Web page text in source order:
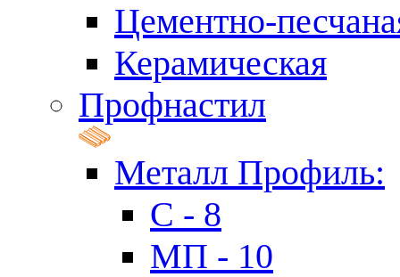
Цементно-
Керамическая
Профнастил
Металл Профиль:
C - 8
МП - 10